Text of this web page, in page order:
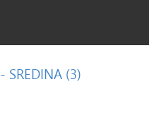
- SREDINA (3)